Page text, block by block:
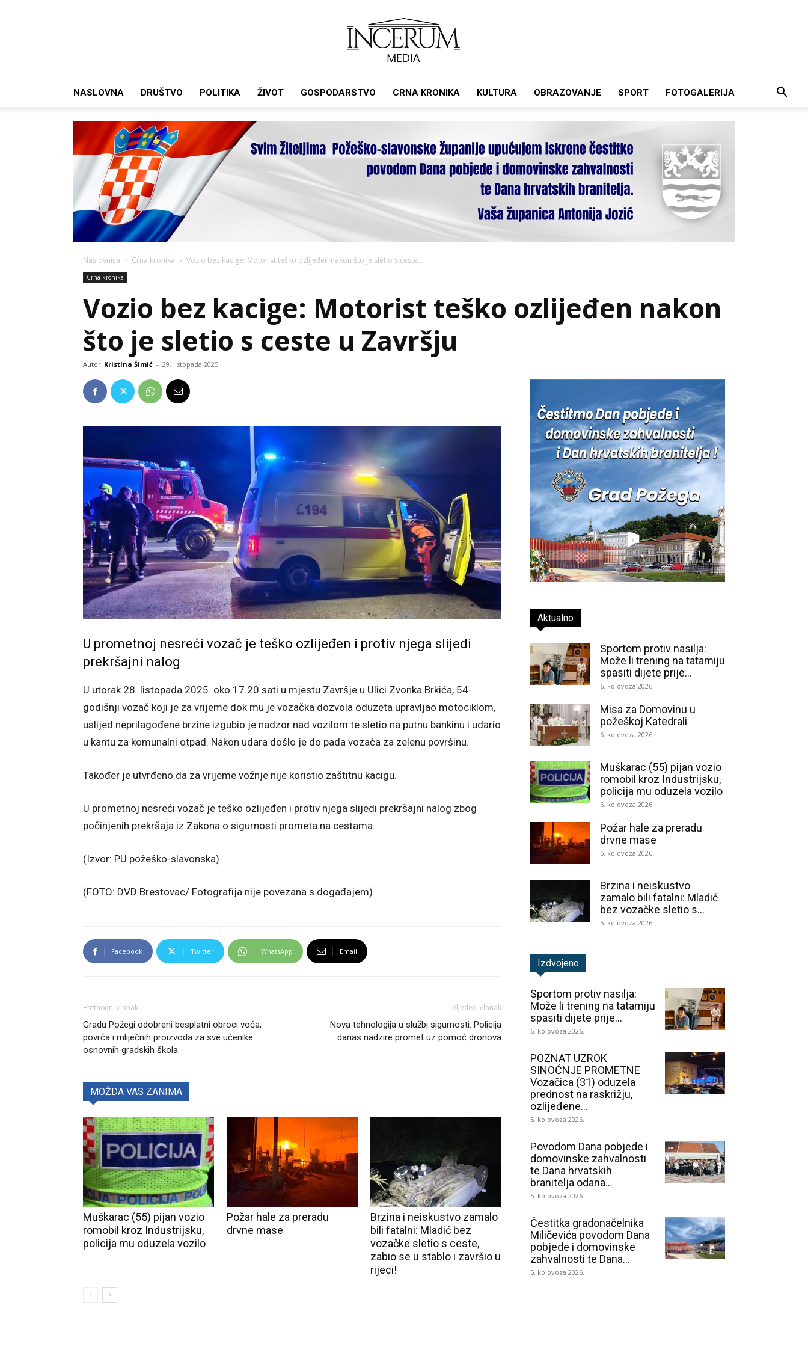
NASLOVNA DRUŠTVO POLITIKA ŽIVOT GOSPODARSTVO CRNA KRONIKA KULTURA OBRAZOVANJE SPORT FOTOGALERIJA
Naslovnica Crna kronika Vozio bez kacige: Motorist teško ozlijeđen nakon što je sletio s ceste...
Crna kronika
Vozio bez kacige: Motorist teško ozlijeđen nakon
što je sletio s ceste u Završju
Autor Kristina Šimić - 29. listopada 2025.
U prometnoj nesreći vozač je teško ozlijeđen i protiv njega slijedi
prekršajni nalog
U utorak 28. listopada 2025. oko 17.20 sati u mjestu Završje u Ulici Zvonka Brkića, 54-
godišnji vozač koji je za vrijeme dok mu je vozačka dozvola oduzeta upravljao motociklom,
uslijed neprilagođene brzine izgubio je nadzor nad vozilom te sletio na putnu bankinu i udario
u kantu za komunalni otpad. Nakon udara došlo je do pada vozača za zelenu površinu.
Također je utvrđeno da za vrijeme vožnje nije koristio zaštitnu kacigu.
U prometnoj nesreći vozač je teško ozlijeđen i protiv njega slijedi prekršajni nalog zbog
počinjenih prekršaja iz Zakona o sigurnosti prometa na cestama.
(Izvor: PU požeško-slavonska)
(FOTO: DVD Brestovac/ Fotografija nije povezana s događajem)
Facebook Twitter WhatsApp Email
Prethodni članak
Gradu Požegi odobreni besplatni obroci voća,
povrća i mliječnih proizvoda za sve učenike
osnovnih gradskih škola
Sljedeći članak
Nova tehnologija u službi sigurnosti: Policija
danas nadzire promet uz pomoć dronova
MOŽDA VAS ZANIMA
Muškarac (55) pijan vozio
romobil kroz Industrijsku,
policija mu oduzela vozilo
Požar hale za preradu
drvne mase
Brzina i neiskustvo zamalo
bili fatalni: Mladić bez
vozačke sletio s ceste,
zabio se u stablo i završio u
rijeci!
Aktualno
Sportom protiv nasilja:
Može li trening na tatamiju
spasiti dijete prije...
6. kolovoza 2026.
Misa za Domovinu u
požeškoj Katedrali
6. kolovoza 2026.
Muškarac (55) pijan vozio
romobil kroz Industrijsku,
policija mu oduzela vozilo
6. kolovoza 2026.
Požar hale za preradu
drvne mase
5. kolovoza 2026.
Brzina i neiskustvo
zamalo bili fatalni: Mladić
bez vozačke sletio s...
5. kolovoza 2026.
Izdvojeno
Sportom protiv nasilja:
Može li trening na tatamiju
spasiti dijete prije...
6. kolovoza 2026.
POZNAT UZROK
SINOĆNJE PROMETNE
Vozačica (31) oduzela
prednost na raskrižju,
ozlijeđene...
5. kolovoza 2026.
Povodom Dana pobjede i
domovinske zahvalnosti
te Dana hrvatskih
branitelja odana...
5. kolovoza 2026.
Čestitka gradonačelnika
Miličevića povodom Dana
pobjede i domovinske
zahvalnosti te Dana...
5. kolovoza 2026.